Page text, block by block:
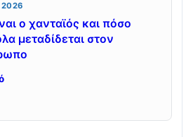
ο χανταϊός και πόσο
μεταδίδεται στον